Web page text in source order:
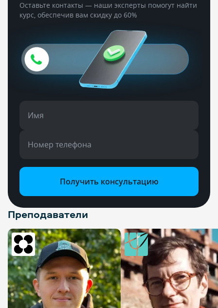
Оставьте контакты — наши эксперты помогут найти
курс, обеспечив вам скидку до 60%
Имя
Номер телефона
Получить консультацию
Преподаватели